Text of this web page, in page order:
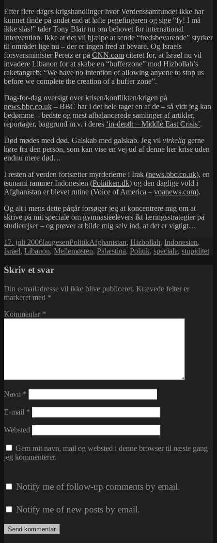
Efter flere dages krigshandlinger hvor Verdenssamfundet ikke har
kunnet finde på andet end at løfte pegefingeren og sige “fy! I må
ikke slås!” taler Tony Blair nu om behovet for international
intervention. Ikke at det vil hjælpe at sende “fredsbevarende” styrker
tli området lige nu – der er ingen fred at bevare. Og Israels
forsvarsminister Peretz er på CNN.com citeret for, at Israel nu vil
invadere Libanon for at skabe en “bufferzone” mod Hizbollah’s
raketangreb: “We have no intention of allowing anyone to stop us
before we complete the creation of a buffer zone”.
Dag-for-dag oversigt over krisen/konflikten/krigen på
news.bbc.co.uk – BBC har i det hele taget en af de – så vidt jeg kan
bedømme – bedste og mest afbalancerede samlinger af artikler,
reportager, baggrund m.v. i deres ‘in-depth – Middle East Crisis’.
Død mødes med død. Galskab med galskab. Jeg vil virkelig gerne
høre fra den person, som kan vise en vej ud af denne her krise uden
endnu mere død…
I resten af verden fortsætter myrderierne i Irak (news.bbc.co.uk), en
tsunami rammer Indonesien (Politiken.dk) og den daglige vold i
Afghanistan er blevet rutine (Voice of America – voanews.com).
Og alt i mens dette pågår forsøger jeg at koncentrere mig om at
skrive på mit speciale om gymnasieelevers ikt-læringsstrategier på
studierejser – og prøver at bilde mig selv ind, at det er vigtigt…
Udgivet
i
17. juli 2006Forfatter
laugesenKategorier
PolitikTags
Afghanistan, Hizbollah, Indonesien,
Israel, Libanon, Mellemøsten, Palæstina, Politik, speciale, stupiditet
Skriv et svar
Din e-mailadresse vil ikke blive publiceret. Krævede felter er
markeret med *
Kommentar *
Navn *
E-mail *
Websted
Gem mit navn, mail og websted i denne browser til næste gang
jeg kommenterer.
Notify me of follow-up comments by email.
Notify me of new posts by email.